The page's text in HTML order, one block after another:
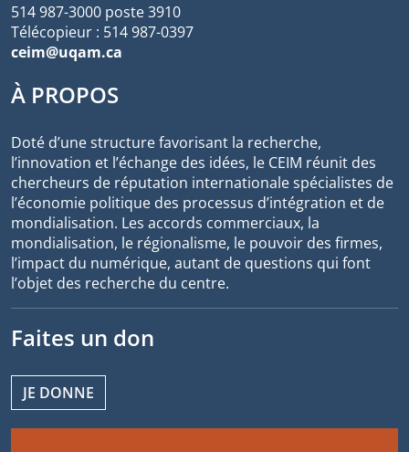
514 987-3000 poste 3910
Télécopieur : 514 987-0397
ceim@uqam.ca
À PROPOS
Doté d’une structure favorisant la recherche,
l’innovation et l’échange des idées, le CEIM réunit des
chercheurs de réputation internationale spécialistes de
l’économie politique des processus d’intégration et de
mondialisation. Les accords commerciaux, la
mondialisation, le régionalisme, le pouvoir des firmes,
l’impact du numérique, autant de questions qui font
l’objet des recherche du centre.
Faites un don
JE DONNE